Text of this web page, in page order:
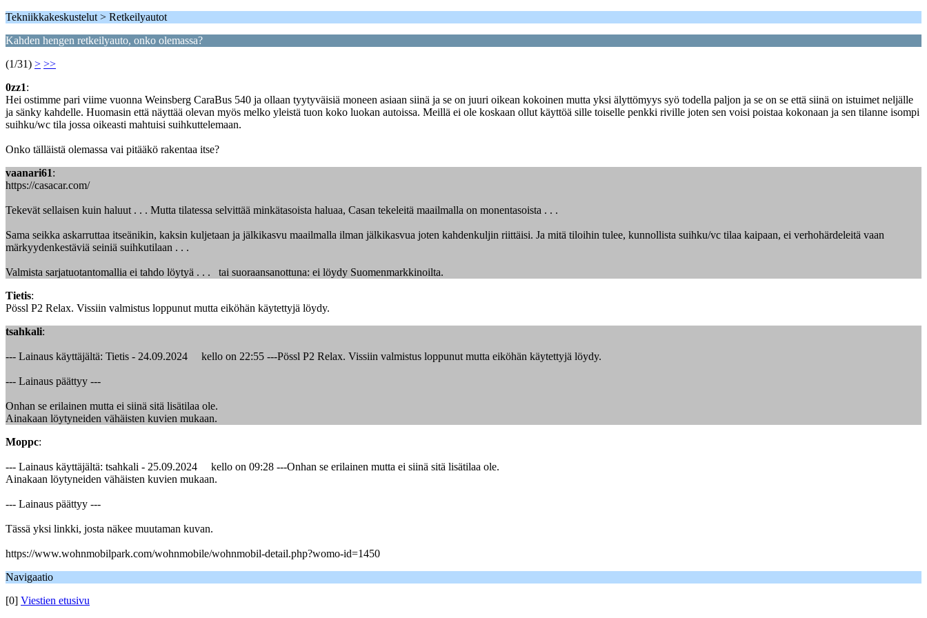
Tekniikkakeskustelut > Retkeilyautot
Kahden hengen retkeilyauto, onko olemassa?
(1/31) > >>
0zz1:
Hei ostimme pari viime vuonna Weinsberg CaraBus 540 ja ollaan tyytyväisiä moneen asiaan siinä ja se on juuri oikean kokoinen mutta yksi älyttömyys syö todella paljon ja se on se että siinä on istuimet neljälle
ja sänky kahdelle. Huomasin että näyttää olevan myös melko yleistä tuon koko luokan autoissa. Meillä ei ole koskaan ollut käyttöä sille toiselle penkki riville joten sen voisi poistaa kokonaan ja sen tilanne isompi
suihku/wc tila jossa oikeasti mahtuisi suihkuttelemaan.
Onko tälläistä olemassa vai pitääkö rakentaa itse?
vaanari61:
https://casacar.com/
Tekevät sellaisen kuin haluut . . . Mutta tilatessa selvittää minkätasoista haluaa, Casan tekeleitä maailmalla on monentasoista . . .
Sama seikka askarruttaa itseänikin, kaksin kuljetaan ja jälkikasvu maailmalla ilman jälkikasvua joten kahdenkuljin riittäisi. Ja mitä tiloihin tulee, kunnollista suihku/vc tilaa kaipaan, ei verhohärdeleitä vaan
märkyydenkestäviä seiniä suihkutilaan . . .
Valmista sarjatuotantomallia ei tahdo löytyä . . . tai suoraansanottuna: ei löydy Suomenmarkkinoilta.
Tietis:
Pössl P2 Relax. Vissiin valmistus loppunut mutta eiköhän käytettyjä löydy.
tsahkali:
--- Lainaus käyttäjältä: Tietis - 24.09.2024 kello on 22:55 ---Pössl P2 Relax. Vissiin valmistus loppunut mutta eiköhän käytettyjä löydy.
--- Lainaus päättyy ---
Onhan se erilainen mutta ei siinä sitä lisätilaa ole.
Ainakaan löytyneiden vähäisten kuvien mukaan.
Moppc:
--- Lainaus käyttäjältä: tsahkali - 25.09.2024 kello on 09:28 ---Onhan se erilainen mutta ei siinä sitä lisätilaa ole.
Ainakaan löytyneiden vähäisten kuvien mukaan.
--- Lainaus päättyy ---
Tässä yksi linkki, josta näkee muutaman kuvan.
https://www.wohnmobilpark.com/wohnmobile/wohnmobil-detail.php?womo-id=1450
Navigaatio
[0] Viestien etusivu